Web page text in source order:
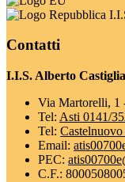
Contatti
I.I.S. Alberto
Via Martorelli, 1
Tel: Asti 0141/
Tel:
Email:
PEC:
C.F.: